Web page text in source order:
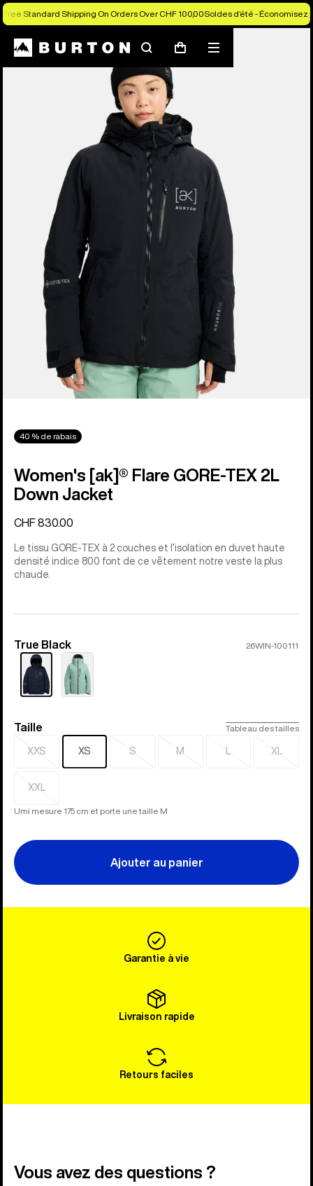
Free Standard Shipping On Orders Over CHF 100,00Soldes d’été - Économisez
Rechercher
PanierMenu
Les experts Burton vous expliquent tout
40 % de rabais
Women's [ak]® Flare GORE‑TEX 2L
Down Jacket
CHF 830.00
Le tissu GORE-TEX à 2 couches et l’isolation en duvet haute
densité indice 800 font de ce vêtement notre veste la plus
chaude.
Couleur
True Black 26WIN-100111
Taille
Taille Tableau des tailles
XXS
Épuisé
XS S
Épuisé
M
Épuisé
L
Épuisé
XL
Épuisé
XXL
Épuisé
Umi mesure 175 cm et porte une taille M
Ajouter au panier
Garantie à vie
Livraison rapide
Retours faciles
Vous avez des questions ?